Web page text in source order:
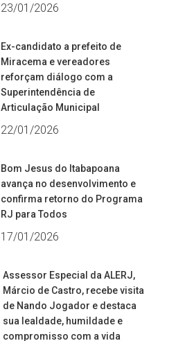
23/01/2026
Ex-candidato a prefeito de
Miracema e vereadores
reforçam diálogo com a
Superintendência de
Articulação Municipal
22/01/2026
Bom Jesus do Itabapoana
avança no desenvolvimento e
confirma retorno do Programa
RJ para Todos
17/01/2026
Assessor Especial da ALERJ,
Márcio de Castro, recebe visita
de Nando Jogador e destaca
sua lealdade, humildade e
compromisso com a vida